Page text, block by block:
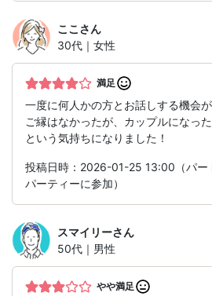
ここ さん
30代｜女性
満足
一度に何人かの方とお話しする機会が
ご縁はなかったが、カップルになっ
という気持ちになりました！
投稿日時：2026-01-25 13:00（パー
パーティーに参加）
スマイリーさん
50代｜男性
やや満足